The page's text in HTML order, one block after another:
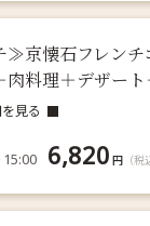
京懐石フレンチ
肉料理＋デザー
見る
6,820 円 （税